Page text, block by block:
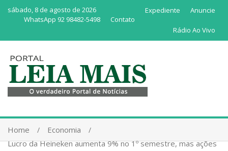
sábado, 8 de agosto de 2026 Anuncie
Expediente
Contato
WhatsApp 92 98482-5498
Rádio Ao Vivo
Home
Economia
Lucro da Heineken aumenta 9% no 1º semestre, mas ações